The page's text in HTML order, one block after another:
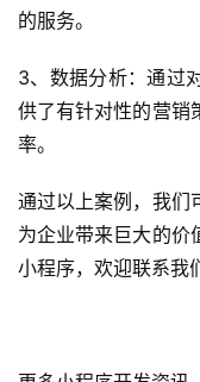
H
开
发
信
开
发
的服务。
3、数据分析：通过
供了有针对性的营销
率。
通过以上案例，我们
为企业带来巨大的价
小程序，欢迎联系我